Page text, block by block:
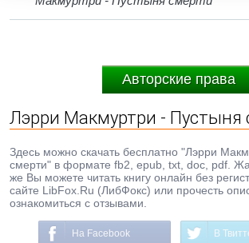
Авторские права
Лэрри Макмуртри - Пустыня
Здесь можно скачать бесплатно "Лэрри
смерти" в формате fb2, epub, txt, doc, pdf.
же Вы можете читать книгу онлайн без
сайте LibFox.Ru (ЛибФокс) или прочесть
ознакомиться с отзывами.
На Facebook В